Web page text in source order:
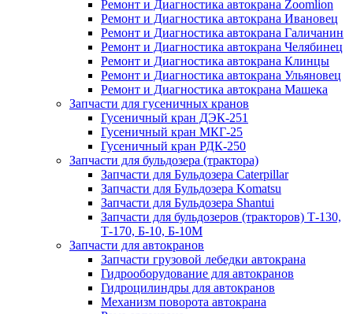
Ремонт и Диагностика автокрана Zoomlion
Ремонт и Диагностика автокрана Ивановец
Ремонт и Диагностика автокрана Галичанин
Ремонт и Диагностика автокрана Челябинец
Ремонт и Диагностика автокрана Клинцы
Ремонт и Диагностика автокрана Ульяновец
Ремонт и Диагностика автокрана Машека
Запчасти для гусеничных кранов
Гусеничный кран ДЭК-251
Гусеничный кран МКГ-25
Гусеничный кран РДК-250
Запчасти для бульдозера (трактора)
Запчасти для Бульдозера Caterpillar
Запчасти для Бульдозера Komatsu
Запчасти для Бульдозера Shantui
Запчасти для бульдозеров (тракторов) Т-130,
Т-170, Б-10, Б-10М
Запчасти для автокранов
Запчасти грузовой лебедки автокрана
Гидрооборудование для автокранов
Гидроцилиндры для автокранов
Механизм поворота автокрана